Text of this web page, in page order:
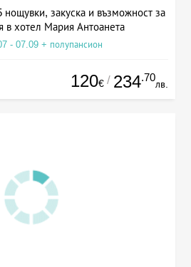
нощувки, закуска и възможност за
в хотел Мария Антоанета
- 07.09 + полупансион
120€ / 234.70
лв.